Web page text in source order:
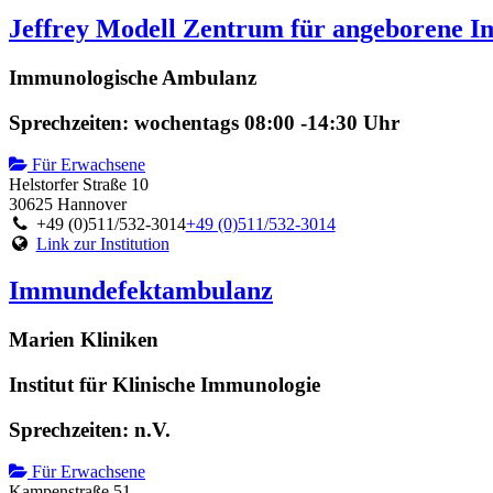
Jeffrey Modell Zentrum für angeborene
Immunologische Ambulanz
Sprechzeiten: wochentags 08:00 -14:30 Uhr
Für Erwachsene
Helstorfer Straße 10
30625 Hannover
+49 (0)511/532-3014+49 (0)511/532-3014
Link zur Institution
Immundefektambulanz
Marien Kliniken
Institut für Klinische Immunologie
Sprechzeiten: n.V.
Für Erwachsene